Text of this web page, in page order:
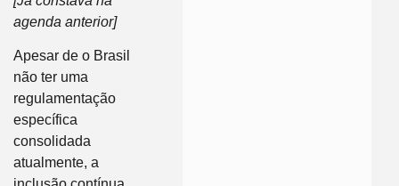
agenda anterior]
Apesar de o Brasil
não ter uma
regulamentação
específica
consolidada
atualmente, a